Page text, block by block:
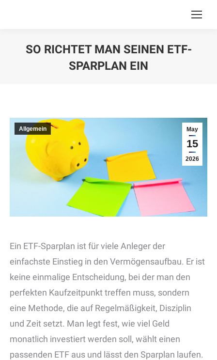
SO RICHTET MAN SEINEN ETF-
SPARPLAN EIN
May
15
2026
Allgemein
Ein ETF-Sparplan ist für viele Anleger der
einfachste Einstieg in den Vermögensaufbau. Er ist
keine einmalige Entscheidung, bei der man den
perfekten Kaufzeitpunkt treffen muss, sondern
eine Methode, die auf Regelmäßigkeit, Disziplin
und Zeit setzt. Man legt fest, wie viel Geld
monatlich investiert werden soll, wählt einen
passenden ETF aus und lässt den Sparplan laufen.